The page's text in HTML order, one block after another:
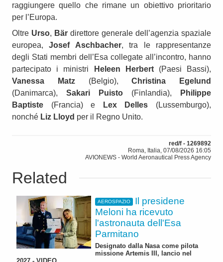
raggiungere quello che rimane un obiettivo prioritario
per l’Europa.
Oltre Urso, Bär direttore generale dell’agenzia spaziale
europea,Josef Aschbacher, tra le rappresentanze
degli Stati membri dell’Esa collegate all’incontro, hanno
partecipato i ministri
Heleen Herbert(Paesi Bassi),
Vanessa Matz(Belgio),Christina Egelund
(Danimarca), Sakari Puisto (Finlandia),
Philippe
Baptiste (Francia) e Lex Delles (Lussemburgo),
nonché Liz Lloyd per il Regno Unito.
red/f - 1269892
Roma, Italia, 07/08/2026 16:05
AVIONEWS - World Aeronautical Press Agency
Related
AEROSPAZIO
Il presidene
Meloni ha ricevuto
l'astronauta dell'Esa
Parmitano
Designato dalla Nasa come pilota
missione Artemis III, lancio nel